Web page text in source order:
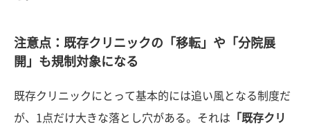
注意点：既存クリニックの「移転」や「分院展
開」も規制対象になる
既存クリニックにとって基本的には追い風となる制度だ
が、1点だけ大きな落とし穴がある。それは 「既存クリ